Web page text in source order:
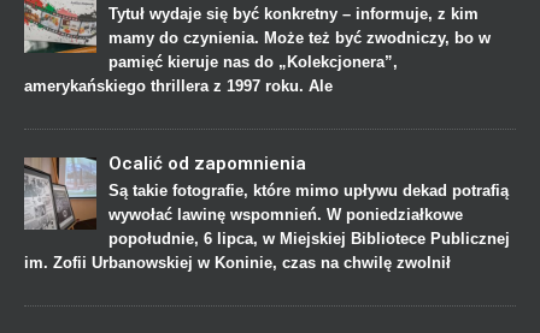
Tytuł wydaje się być konkretny – informuje, z kim
mamy do czynienia. Może też być zwodniczy, bo w
pamięć kieruje nas do „Kolekcjonera”,
amerykańskiego thrillera z 1997 roku. Ale
Ocalić od zapomnienia
Są takie fotografie, które mimo upływu dekad potrafią
wywołać lawinę wspomnień. W poniedziałkowe
popołudnie, 6 lipca, w Miejskiej Bibliotece Publicznej
im. Zofii Urbanowskiej w Koninie, czas na chwilę zwolnił